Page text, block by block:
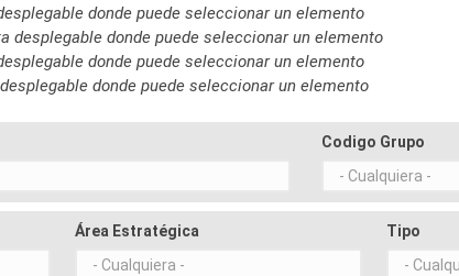
donde puede seleccionar un elemento
desplegable donde puede seleccionar un elemento
donde puede seleccionar un elemento
donde puede seleccionar un elemento
Codigo Grupo
Área Estratégica Tipo